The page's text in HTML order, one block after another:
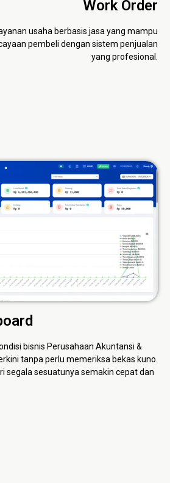
Work Order
usaha berbasis jasa yang mampu
pembeli dengan sistem penjualan
yang profesional.
bisnis Perusahaan Akuntansi &
tanpa perlu memeriksa bekas kuno.
segala sesuatunya semakin cepat dan